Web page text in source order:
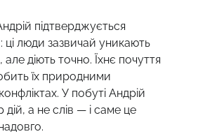
підтверджується
люди зазвичай уникають
діють точно. Їхнє почуття
їх природними
У побуті Андрій
а не слів — і саме це